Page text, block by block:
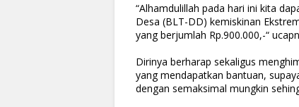
“Alhamdulillah pada hari ini kita
Desa (BLT-DD) kemiskinan
yang berjumlah Rp.900.000,-“
Dirinya berharap sekaligus
yang mendapatkan bantuan,
dengan semaksimal mungkin